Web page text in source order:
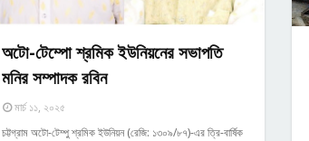
অটো-টেম্পো শ্রমিক ইউনিয়নের সভাপতি
মনির সম্পাদক রবিন
মার্চ ১১, ২০২৫
চট্টগ্রাম অটো-টেম্পু শ্রমিক ইউনিয়ন (রেজি: ১৩০৯/৮৭)-এর ত্রি-বার্ষিক